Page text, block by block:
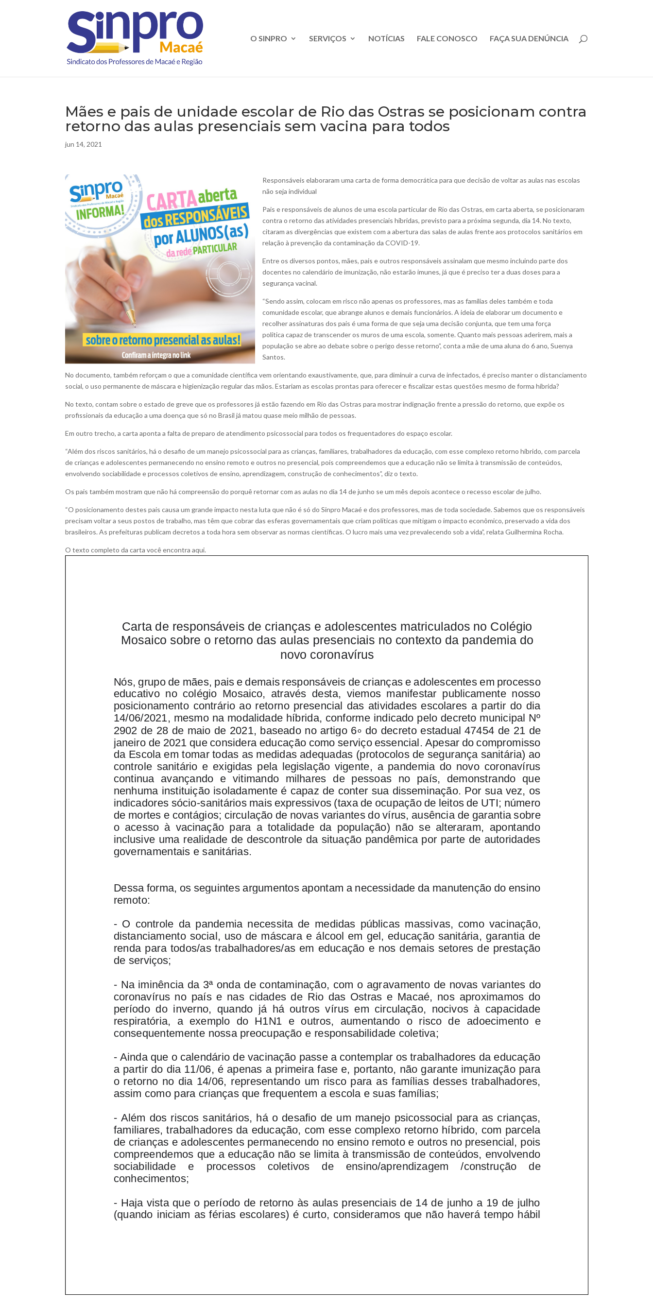
O SINPRO SERVIÇOS NOTÍCIAS FALE CONOSCO FAÇA SUA DENÚNCIA
Mães e pais de unidade escolar de Rio das Ostras se posicionam contra
retorno das aulas presenciais sem vacina para todos
jun 14, 2021
Responsáveis elaboraram uma carta de forma democrática para que decisão de voltar as aulas nas escolas
não seja individual
Pais e responsáveis de alunos de uma escola particular de Rio das Ostras, em carta aberta, se posicionaram
contra o retorno das atividades presenciais híbridas, previsto para a próxima segunda, dia 14. No texto,
citaram as divergências que existem com a abertura das salas de aulas frente aos protocolos sanitários em
relação à prevenção da contaminação da COVID-19.
Entre os diversos pontos, mães, pais e outros responsáveis assinalam que mesmo incluindo parte dos
docentes no calendário de imunização, não estarão imunes, já que é preciso ter a duas doses para a
segurança vacinal.
“Sendo assim, colocam em risco não apenas os professores, mas as famílias deles também e toda
comunidade escolar, que abrange alunos e demais funcionários. A ideia de elaborar um documento e
recolher assinaturas dos pais é uma forma de que seja uma decisão conjunta, que tem uma força
política capaz de transcender os muros de uma escola, somente. Quanto mais pessoas aderirem, mais a
população se abre ao debate sobre o perigo desse retorno”, conta a mãe de uma aluna do 6 ano, Suenya
Santos.
No documento, também reforçam o que a comunidade científica vem orientando exaustivamente, que, para diminuir a curva de infectados, é preciso manter o distanciamento
social, o uso permanente de máscara e higienização regular das mãos. Estariam as escolas prontas para oferecer e fiscalizar estas questões mesmo de forma híbrida?
No texto, contam sobre o estado de greve que os professores já estão fazendo em Rio das Ostras para mostrar indignação frente a pressão do retorno, que expõe os
profissionais da educação a uma doença que só no Brasil já matou quase meio milhão de pessoas.
Em outro trecho, a carta aponta a falta de preparo de atendimento psicossocial para todos os frequentadores do espaço escolar.
“Além dos riscos sanitários, há o desafio de um manejo psicossocial para as crianças, familiares, trabalhadores da educação, com esse complexo retorno híbrido, com parcela
de crianças e adolescentes permanecendo no ensino remoto e outros no presencial, pois compreendemos que a educação não se limita à transmissão de conteúdos,
envolvendo sociabilidade e processos coletivos de ensino, aprendizagem, construção de conhecimentos”, diz o texto.
Os pais também mostram que não há compreensão do porquê retornar com as aulas no dia 14 de junho se um mês depois acontece o recesso escolar de julho.
“O posicionamento destes pais causa um grande impacto nesta luta que não é só do Sinpro Macaé e dos professores, mas de toda sociedade. Sabemos que os responsáveis
precisam voltar a seus postos de trabalho, mas têm que cobrar das esferas governamentais que criam políticas que mitigam o impacto econômico, preservado a vida dos
brasileiros. As prefeituras publicam decretos a toda hora sem observar as normas cientificas. O lucro mais uma vez prevalecendo sob a vida”, relata Guilhermina Rocha.
O texto completo da carta você encontra aqui.